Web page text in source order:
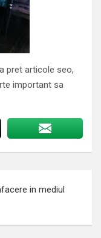
pret articole seo,
important sa
in mediul